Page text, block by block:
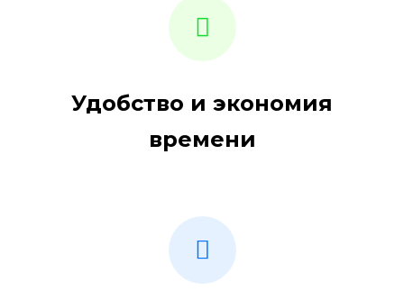
Удобство и экономия
времени